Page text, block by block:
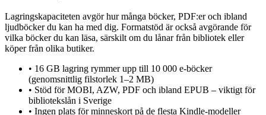
Lagringskapaciteten avgör hur många böcker, PDF:er och ibland
ljudböcker du kan ha med dig. Formatstöd är också avgörande för
vilka böcker du kan läsa, särskilt om du lånar från bibliotek eller
köper från olika butiker.
• 16 GB lagring rymmer upp till 10 000 e-böcker
(genomsnittlig filstorlek 1–2 MB)
• Stöd för MOBI, AZW, PDF och ibland EPUB – viktigt för
bibliotekslån i Sverige
• Ingen plats för minneskort på de flesta Kindle-modeller